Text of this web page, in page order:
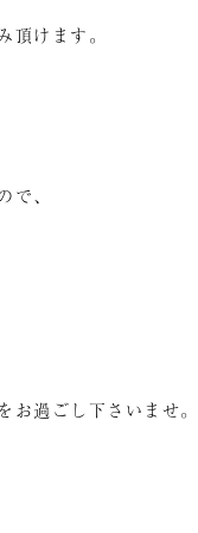
頂けます。
で、
お過ごし下さいませ。